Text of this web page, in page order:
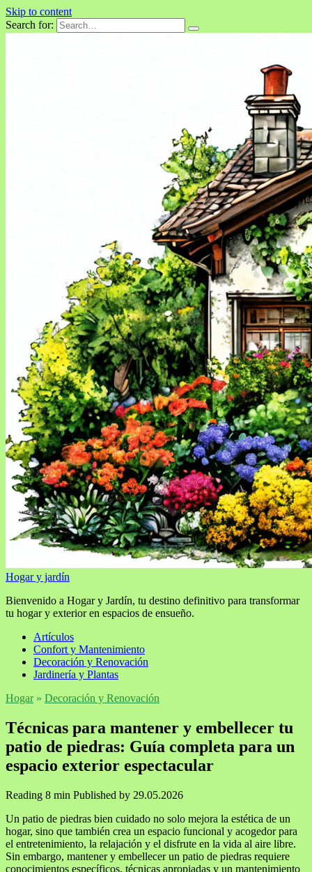
Skip to content
Search for:
Hogar y jardín
Bienvenido a Hogar y Jardín, tu destino definitivo para transformar
tu hogar y exterior en espacios de ensueño.
Artículos
Confort y Mantenimiento
Decoración y Renovación
Jardinería y Plantas
Hogar» Decoración y Renovación
Técnicas para mantener y embellecer tu
patio de piedras: Guía completa para un
espacio exterior espectacular
Reading 8 min Published by 29.05.2026
Un patio de piedras bien cuidado no solo mejora la estética de un
hogar, sino que también crea un espacio funcional y acogedor para
el entretenimiento, la relajación y el disfrute en la vida al aire libre.
Sin embargo, mantener y embellecer un patio de piedras requiere
conocimientos específicos, técnicas apropiadas y un mantenimiento